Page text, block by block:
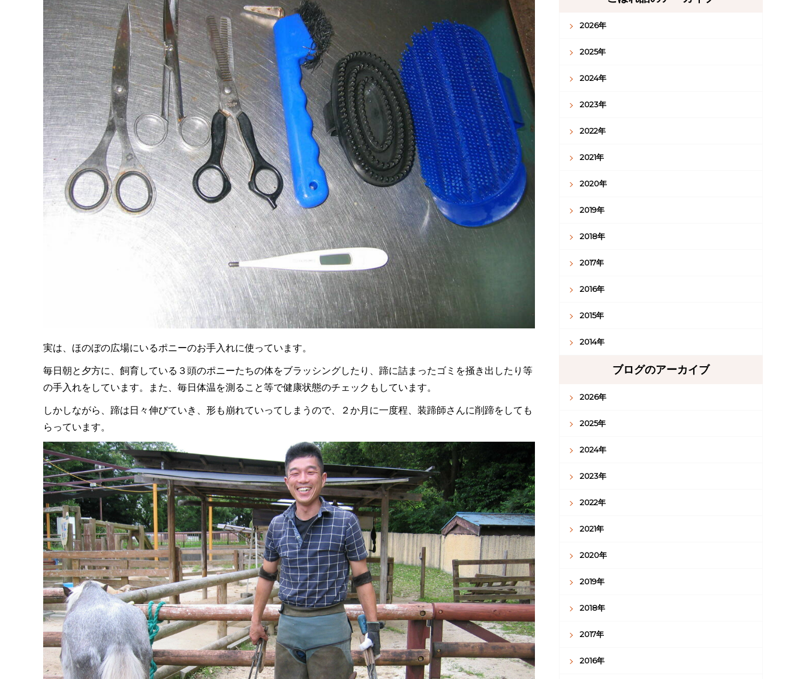
実は、ほのぼの広場にいるポニーのお手入れに使っています。
毎日朝と夕方に、飼育している３頭のポニーたちの体をブラッシングしたり、蹄に詰まったゴミを掻き出したり等
の手入れをしています。また、毎日体温を測ること等で健康状態のチェックもしています。
しかしながら、蹄は日々伸びていき、形も崩れていってしまうので、２か月に一度程、装蹄師さんに削蹄をしても
らっています。
2026年
2025年
2024年
2023年
2022年
2021年
2020年
2019年
2018年
2017年
2016年
2015年
2014年
ブログのアーカイブ
2026年
2025年
2024年
2023年
2022年
2021年
2020年
2019年
2018年
2017年
2016年